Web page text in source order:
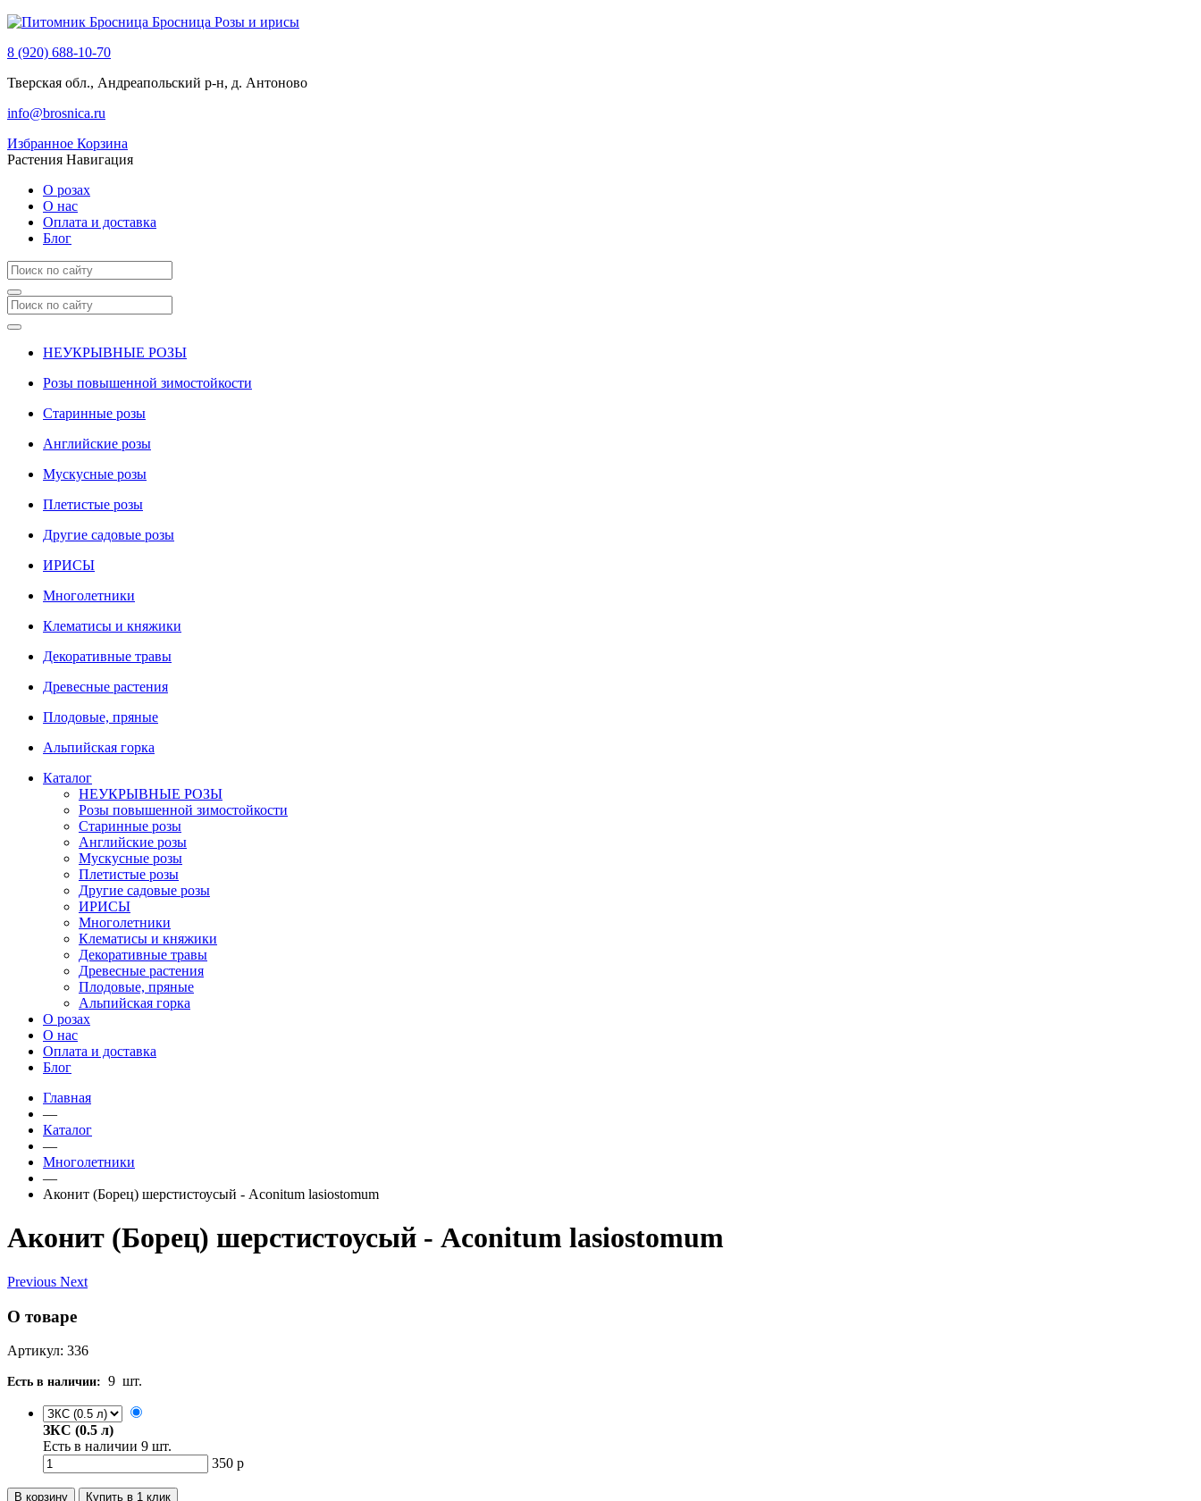
Бросница Розы и ирисы
8 (920) 688-10-70
Тверская обл., Андреапольский р-н, д. Антоново
info@brosnica.ru
Избранное Корзина
Растения Навигация
О розах
О нас
Оплата и доставка
Блог
НЕУКРЫВНЫЕ РОЗЫ
Розы повышенной зимостойкости
Старинные розы
Английские розы
Мускусные розы
Плетистые розы
Другие садовые розы
ИРИСЫ
Многолетники
Клематисы и княжики
Декоративные травы
Древесные растения
Плодовые, пряные
Альпийская горка
Каталог
НЕУКРЫВНЫЕ РОЗЫ
Розы повышенной зимостойкости
Старинные розы
Английские розы
Мускусные розы
Плетистые розы
Другие садовые розы
ИРИСЫ
Многолетники
Клематисы и княжики
Декоративные травы
Древесные растения
Плодовые, пряные
Альпийская горка
О розах
О нас
Оплата и доставка
Блог
Главная
—
Каталог
—
Многолетники
—
Аконит (Борец) шерстистоусый - Aconitum lasiostomum
Аконит (Борец) шерстистоусый - Aconitum lasiostomum
Previous Next
О товаре
Артикул: 336
Есть в наличии: 9 шт.
ЗКС (0.5 л)
Есть в наличии 9 шт.
350 р